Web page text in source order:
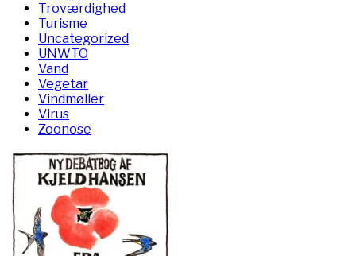
Troværdighed
Turisme
Uncategorized
UNWTO
Vand
Vegetar
Vindmøller
Virus
Zoonose